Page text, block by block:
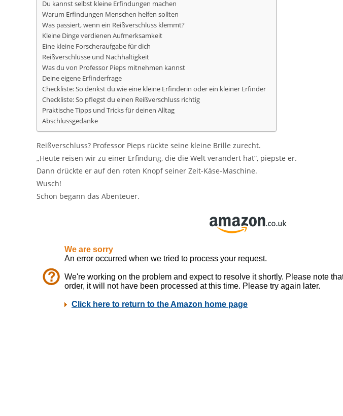
Du kannst selbst kleine Erfindungen machen
Warum Erfindungen Menschen helfen sollten
Was passiert, wenn ein Reißverschluss klemmt?
Kleine Dinge verdienen Aufmerksamkeit
Eine kleine Forscheraufgabe für dich
Reißverschlüsse und Nachhaltigkeit
Was du von Professor Pieps mitnehmen kannst
Deine eigene Erfinderfrage
Checkliste: So denkst du wie eine kleine Erfinderin oder ein kleiner Erfinder
Checkliste: So pflegst du einen Reißverschluss richtig
Praktische Tipps und Tricks für deinen Alltag
Abschlussgedanke
Reißverschluss? Professor Pieps rückte seine kleine Brille zurecht.
„Heute reisen wir zu einer Erfindung, die die Welt verändert hat“, piepste er.
Dann drückte er auf den roten Knopf seiner Zeit-Käse-Maschine.
Wusch!
Schon begann das Abenteuer.